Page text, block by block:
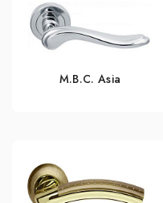
M.B.C. Asia